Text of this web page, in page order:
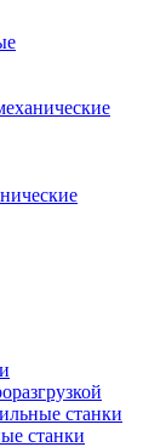
станки
станки